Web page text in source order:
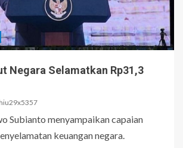
Negara Selamatkan Rp31,3
hiu29x5357
Subianto menyampaikan capaian
keuangan negara.